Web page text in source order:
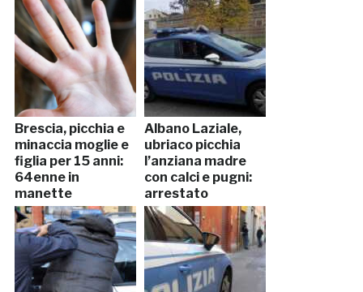
Brescia, picchia e
minaccia moglie e
figlia per 15 anni:
64enne in
manette
Albano Laziale,
ubriaco picchia
l’anziana madre
con calci e pugni:
arrestato